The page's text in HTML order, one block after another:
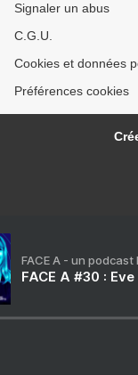
Signaler un abus
C.G.U.
Cookies et données
Préférences cookies
FACE A - un
FACE A #30 :